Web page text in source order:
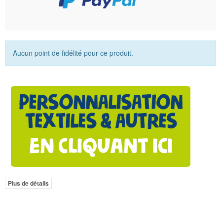
Aucun point de fidélité pour ce produit.
Plus de détails